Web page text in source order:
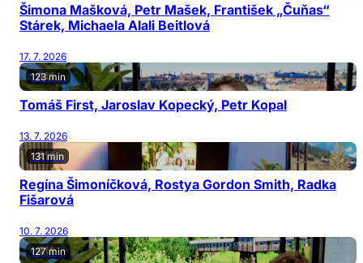
Šimona Mašková, Petr Mašek, František „Čuňas“
Stárek, Michaela Alali Beitlová
17. 7. 2026
123 min
Tomáš First, Jaroslav Kopecký, Petr Kopal
13. 7. 2026
131 min
Regína Šimoníčková, Rostya Gordon Smith, Radka
Fišarová
10. 7. 2026
127 min